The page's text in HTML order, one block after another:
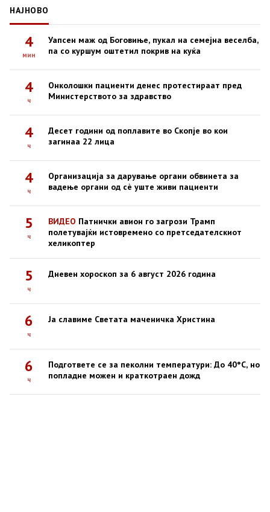
НАЈНОВО
4
мин
Уапсен маж од Боговиње, пукал на семејна веселба,
па со куршум оштетил покрив на куќа
4
ч
Онколошки пациенти денес протестираат пред
Министерството за здравство
4
ч
Десет години од поплавите во Скопје во кои
загинаа 22 лица
4
ч
Организација за дарување органи обвинета за
вадење органи од сè уште живи пациенти
5
ч
ВИДЕО Патнички авион го загрози Трамп
полетувајќи истовремено со претседателскиот
хеликоптер
5
ч
Дневен хороскоп за 6 август 2026 година
6
ч
Ја славиме Светата маченичка Христина
6
ч
Подгответе се за пеколни температури: До 40°C, но
попладне можен и краткотраен дожд